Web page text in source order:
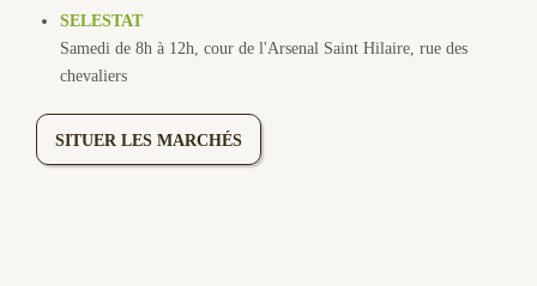
SELESTAT
Samedi de 8h à 12h, cour de l'Arsenal Saint Hilaire, rue des
chevaliers
SITUER LES MARCHÉS